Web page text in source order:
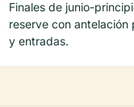
Finales de junio-
reserve con antelación
y entradas.